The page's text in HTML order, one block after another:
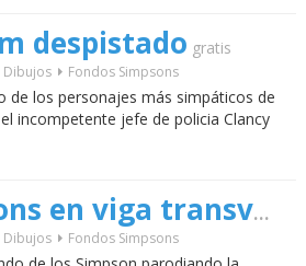
despistado gratis
Dibujos Fondos Simpsons
de los personajes más simpáticos de
incompetente jefe de policia Clancy
Simpsons en viga transversal
Dibujos Fondos Simpsons